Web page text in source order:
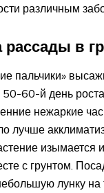
различным
рассады в
пальчики»
50-60-й день
нежаркие
лучше
изымается
с грунтом.
лунку на